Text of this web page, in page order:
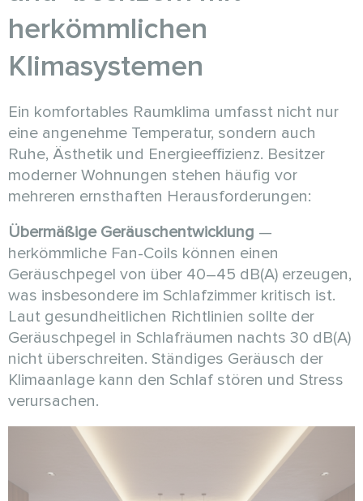
herkömmlichen
Klimasystemen
Ein komfortables Raumklima umfasst nicht nur
eine angenehme Temperatur, sondern auch
Ruhe, Ästhetik und Energieeffizienz. Besitzer
moderner Wohnungen stehen häufig vor
mehreren ernsthaften Herausforderungen:
Übermäßige Geräuschentwicklung —
herkömmliche Fan-Coils können einen
Geräuschpegel von über 40–45 dB(A) erzeugen,
was insbesondere im Schlafzimmer kritisch ist.
Laut gesundheitlichen Richtlinien sollte der
Geräuschpegel in Schlafräumen nachts 30 dB(A)
nicht überschreiten. Ständiges Geräusch der
Klimaanlage kann den Schlaf stören und Stress
verursachen.